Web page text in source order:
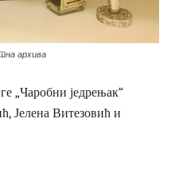
архива
„Чаробни једрењак“
Јелена Витезовић и